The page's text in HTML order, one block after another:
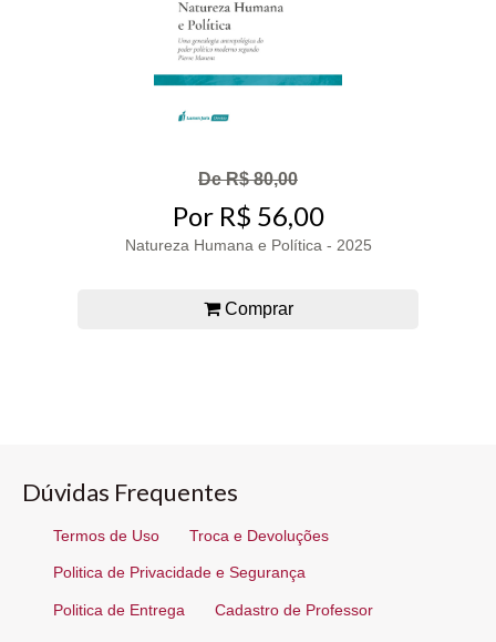
De R$ 80,00
Por R$ 56,00
Natureza Humana e Política - 2025
Comprar
Dúvidas Frequentes
Termos de Uso Troca e Devoluções
Politica de Privacidade e Segurança
Politica de Entrega Cadastro de Professor